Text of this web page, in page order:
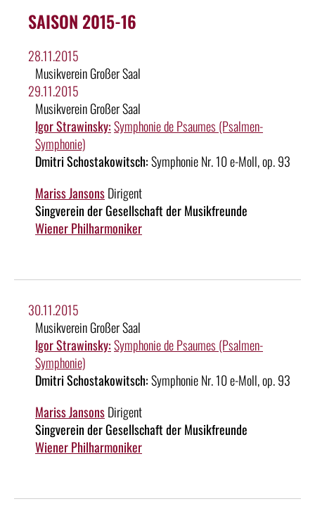
SAISON 2015-16
28.11.2015
Musikverein Großer Saal
29.11.2015
Musikverein Großer Saal
Igor Strawinsky:Symphonie de Psaumes (Psalmen-
Symphonie)
Dmitri Schostakowitsch:Symphonie Nr. 10 e-Moll, op. 93
Mariss JansonsDirigent
Singverein der Gesellschaft der Musikfreunde
Wiener Philharmoniker
30.11.2015
Musikverein Großer Saal
Igor Strawinsky:Symphonie de Psaumes (Psalmen-
Symphonie)
Dmitri Schostakowitsch:Symphonie Nr. 10 e-Moll, op. 93
Mariss JansonsDirigent
Singverein der Gesellschaft der Musikfreunde
Wiener Philharmoniker